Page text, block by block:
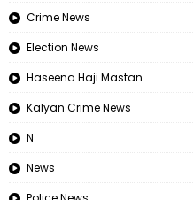
Crime News
Election News
Haseena Haji Mastan
Kalyan Crime News
N
News